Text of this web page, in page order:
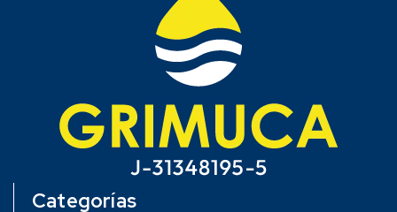
Categorías